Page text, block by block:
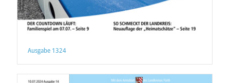
Ausgabe 1324